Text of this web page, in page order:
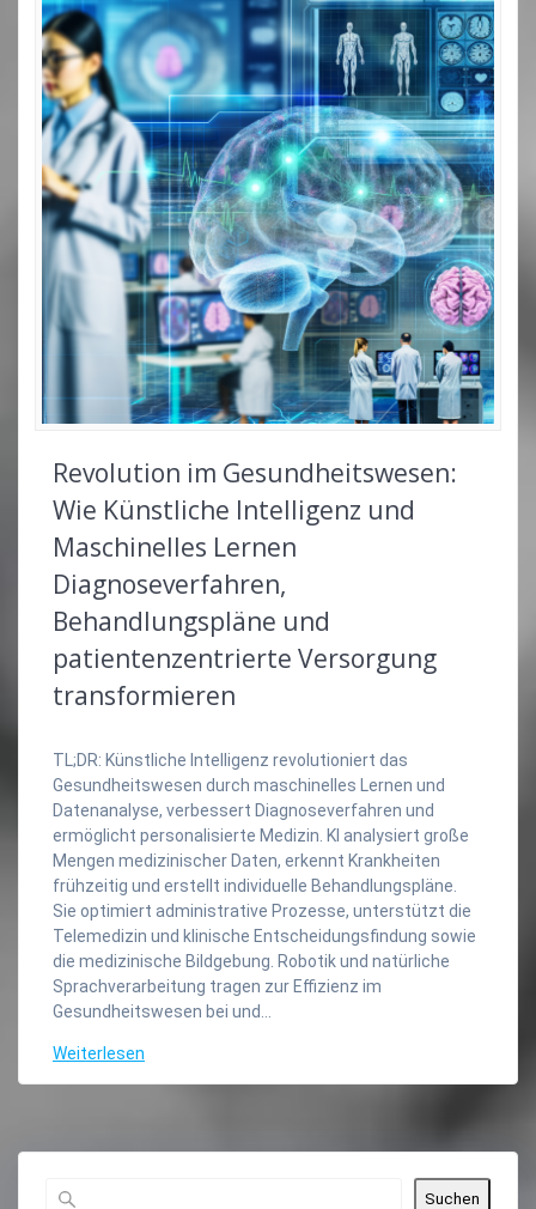
Revolution im Gesundheitswesen:
Wie Künstliche Intelligenz und
Maschinelles Lernen
Diagnoseverfahren,
Behandlungspläne und
patientenzentrierte Versorgung
transformieren
TL;DR: Künstliche Intelligenz revolutioniert das
Gesundheitswesen durch maschinelles Lernen und
Datenanalyse, verbessert Diagnoseverfahren und
ermöglicht personalisierte Medizin. KI analysiert große
Mengen medizinischer Daten, erkennt Krankheiten
frühzeitig und erstellt individuelle Behandlungspläne.
Sie optimiert administrative Prozesse, unterstützt die
Telemedizin und klinische Entscheidungsfindung sowie
die medizinische Bildgebung. Robotik und natürliche
Sprachverarbeitung tragen zur Effizienz im
Gesundheitswesen bei und…
Weiterlesen
Suchen